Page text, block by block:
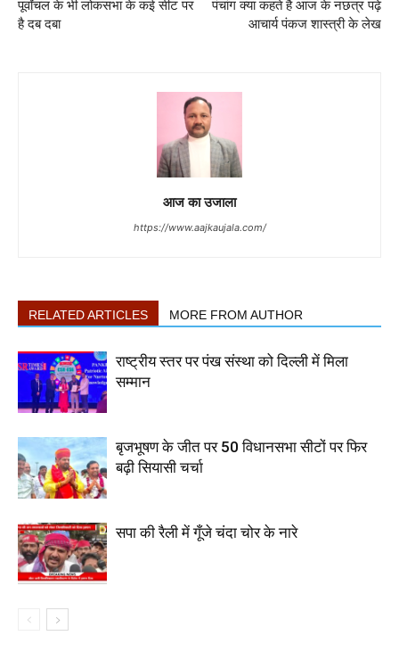
पूर्वांचल के भी लोकसभा के कई सीट पर
है दब दबा
पंचांग क्या कहते है आज के नछत्र पढ़े
आचार्य पंकज शास्त्री के लेख
आज का उजाला
https://www.aajkaujala.com/
RELATED ARTICLES MORE FROM AUTHOR
राष्ट्रीय स्तर पर पंख संस्था को दिल्ली में मिला
सम्मान
बृजभूषण के जीत पर 50 विधानसभा सीटों पर फिर
बढ़ी सियासी चर्चा
सपा की रैली में गूँजे चंदा चोर के नारे